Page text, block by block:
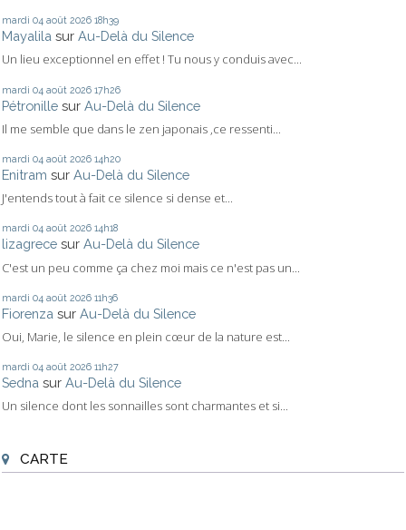
mardi 04 août 2026 18h39
Mayalila sur Au-Delà du Silence
Un lieu exceptionnel en effet ! Tu nous y conduis avec...
mardi 04 août 2026 17h26
Pétronille sur Au-Delà du Silence
Il me semble que dans le zen japonais ,ce ressenti...
mardi 04 août 2026 14h20
Enitram sur Au-Delà du Silence
J'entends tout à fait ce silence si dense et...
mardi 04 août 2026 14h18
lizagrece sur Au-Delà du Silence
C'est un peu comme ça chez moi mais ce n'est pas un...
mardi 04 août 2026 11h36
Fiorenza sur Au-Delà du Silence
Oui, Marie, le silence en plein cœur de la nature est...
mardi 04 août 2026 11h27
Sedna sur Au-Delà du Silence
Un silence dont les sonnailles sont charmantes et si...
CARTE